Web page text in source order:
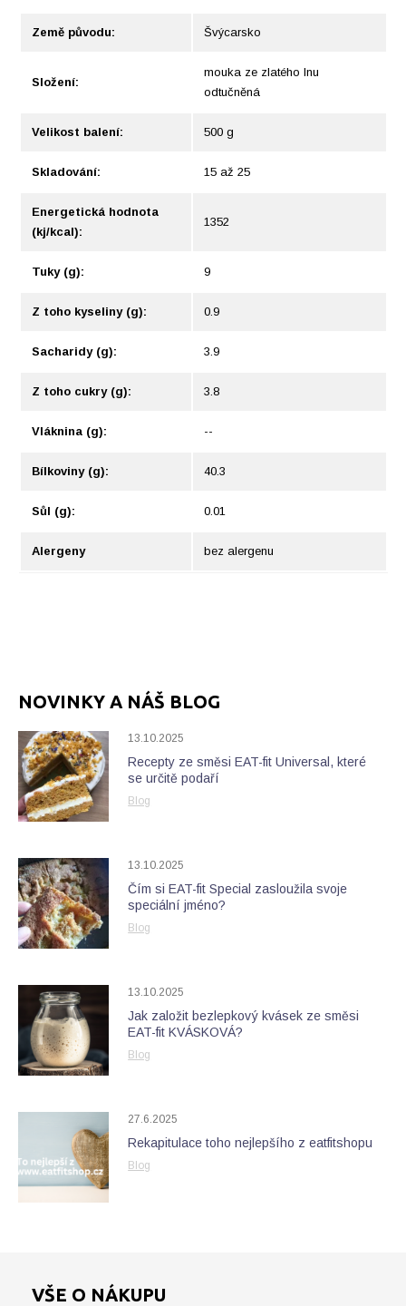
Země původu: Švýcarsko
Složení:
mouka ze zlatého lnu
odtučněná
Velikost balení: 500 g
Skladování: 15 až 25
Energetická hodnota
(kj/kcal):
1352
Tuky (g): 9
Z toho kyseliny (g): 0.9
Sacharidy (g): 3.9
Z toho cukry (g): 3.8
Vláknina (g): --
Bílkoviny (g): 40.3
Sůl (g): 0.01
Alergeny bez alergenu
NOVINKY A NÁŠ BLOG
13.10.2025
Recepty ze směsi EAT-fit Universal, které
se určitě podaří
Blog
13.10.2025
Čím si EAT-fit Special zasloužila svoje
speciální jméno?
Blog
13.10.2025
Jak založit bezlepkový kvásek ze směsi
EAT-fit KVÁSKOVÁ?
Blog
27.6.2025
Rekapitulace toho nejlepšího z eatfitshopu
Blog
VŠE O NÁKUPU